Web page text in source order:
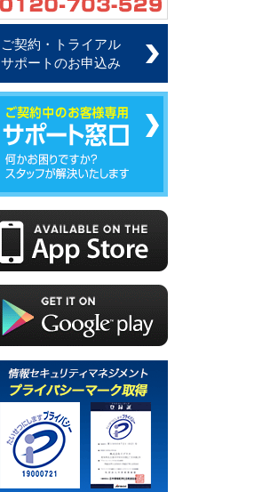
ご契約・トライアル
サポートのお申込み